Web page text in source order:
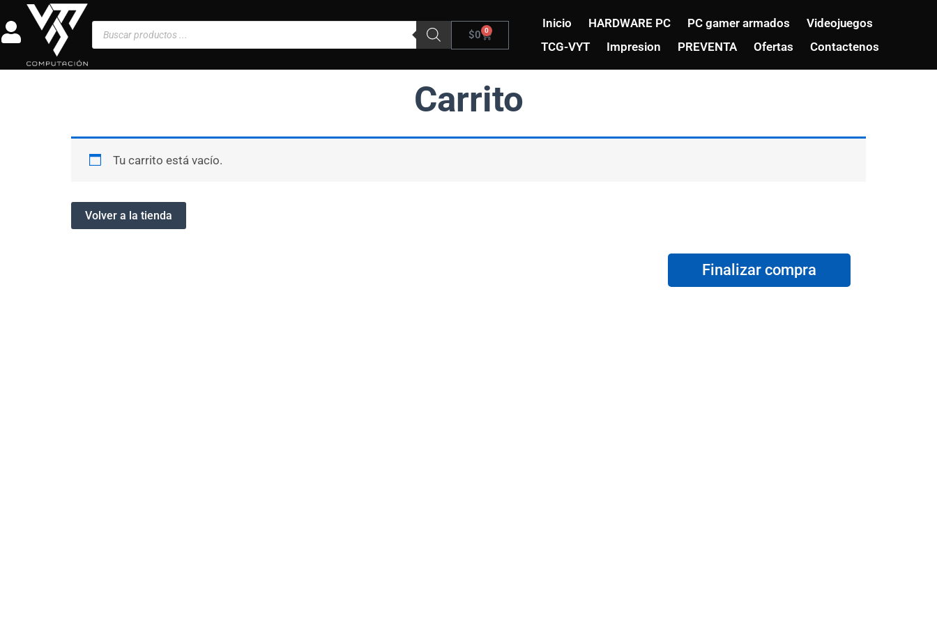
al
contenido
$0 0
Carrito
Inicio HARDWARE PC PC gamer armados
Videojuegos
TCG-VYT
Impresion PREVENTA Ofertas Contactenos
Carrito
Tu carrito está vacío.
Volver a la tienda
Finalizar compra